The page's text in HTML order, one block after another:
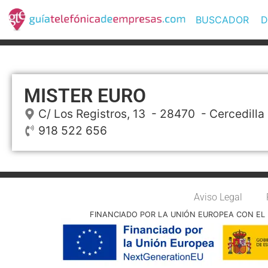
BUSCADOR
MISTER EURO
C/ Los Registros, 13 - 28470 - Cercedilla
918 522 656
Aviso Legal
FINANCIADO POR LA UNIÓN EUROPEA CON